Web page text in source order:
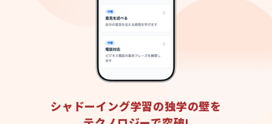
シャドーイング学習の独学の壁を